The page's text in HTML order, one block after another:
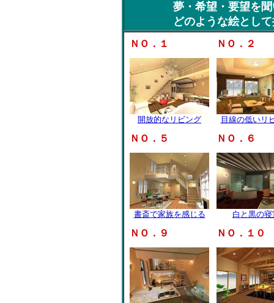
夢・希望・要望を
どのような絵とし
ＮＯ．１ ＮＯ．２
開放的なリビング 目線の低いリ
ＮＯ．５ ＮＯ．６
書斎で家族を感じる 白と黒の寝
ＮＯ．９ ＮＯ．１０